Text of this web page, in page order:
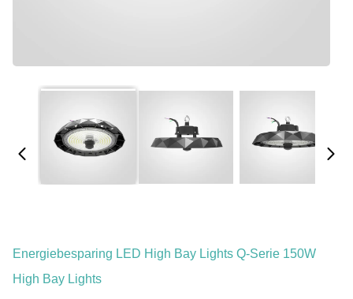
Energiebesparing LED High Bay Lights Q-Serie 150W
High Bay Lights